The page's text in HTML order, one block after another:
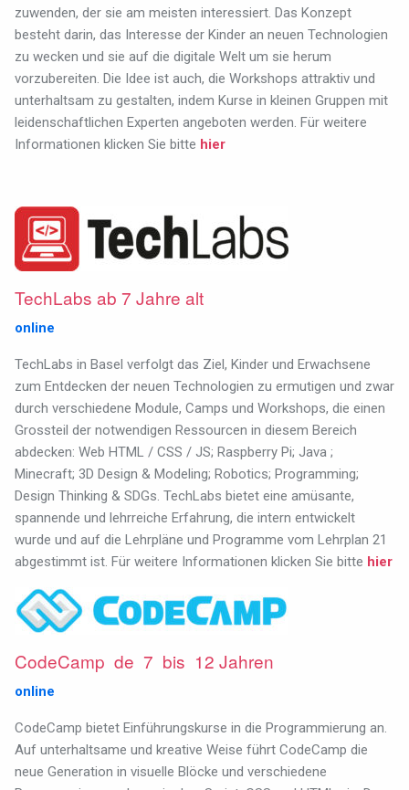
zuwenden, der sie am meisten interessiert. Das Konzept
besteht darin, das Interesse der Kinder an neuen Technologien
zu wecken und sie auf die digitale Welt um sie herum
vorzubereiten. Die Idee ist auch, die Workshops attraktiv und
unterhaltsam zu gestalten, indem Kurse in kleinen Gruppen mit
leidenschaftlichen Experten angeboten werden. Für weitere
Informationen klicken Sie bitte hier
TechLabs ab 7 Jahre alt
online
TechLabs in Basel verfolgt das Ziel, Kinder und Erwachsene
zum Entdecken der neuen Technologien zu ermutigen und zwar
durch verschiedene Module, Camps und Workshops, die einen
Grossteil der notwendigen Ressourcen in diesem Bereich
abdecken: Web HTML / CSS / JS; Raspberry Pi; Java ;
Minecraft; 3D Design & Modeling; Robotics; Programming;
Design Thinking & SDGs. TechLabs bietet eine amüsante,
spannende und lehrreiche Erfahrung, die intern entwickelt
wurde und auf die Lehrpläne und Programme vom Lehrplan 21
abgestimmt ist. Für weitere Informationen klicken Sie bitte hier
CodeCamp de 7 bis 12 Jahren
online
CodeCamp bietet Einführungskurse in die Programmierung an.
Auf unterhaltsame und kreative Weise führt CodeCamp die
neue Generation in visuelle Blöcke und verschiedene